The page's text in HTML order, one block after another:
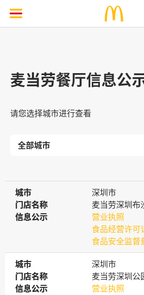
麦当劳餐厅信息公
请您选择城市进行查看
城市
城市
深圳市
门店名称
门店名称
麦当劳深圳布
信息公示
信息公示
营业执照
食品经营许可
食品安全监督
城市
城市
深圳市
门店名称
门店名称
麦当劳深圳公
信息公示
信息公示
营业执照